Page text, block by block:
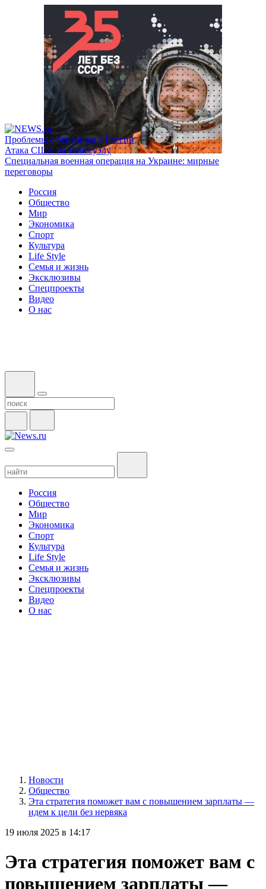
Проблемы с бензином в России
Атака США на Венесуэлу
Специальная военная операция на Украине: мирные
переговоры
Россия
Общество
Мир
Экономика
Спорт
Культура
Life Style
Семья и жизнь
Эксклюзивы
Спецпроекты
Видео
О нас
Россия
Общество
Мир
Экономика
Спорт
Культура
Life Style
Семья и жизнь
Эксклюзивы
Спецпроекты
Видео
О нас
Новости
Общество
Эта стратегия поможет вам с повышением зарплаты —
идем к цели без нервяка
19 июля 2025 в 14:17
Эта стратегия поможет вам с
повышением зарплаты —